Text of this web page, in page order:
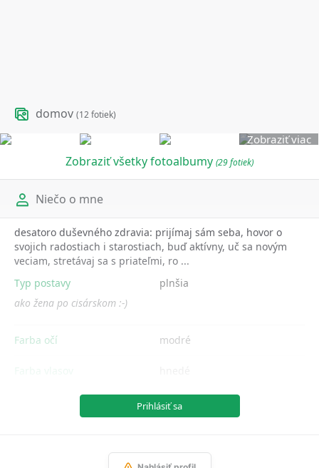
domov(12 fotiek)
Zobraziť viac
Zobraziť všetky fotoalbumy (29 fotiek)
Niečo o mne
desatoro duševného zdravia: prijímaj sám seba, hovor o
svojich radostiach i starostiach, buď aktívny, uč sa novým
veciam, stretávaj sa s priateľmi, ro ...
Typ postavy
plnšia
ako žena po cisárskom :-)
Farba očí modré
Prihlásiť sa